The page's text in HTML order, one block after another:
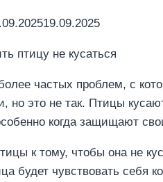
19.09.2025
частых проблем, с
но это не так. Птицы
когда защищают
к тому, чтобы она не
будет чувствовать себя